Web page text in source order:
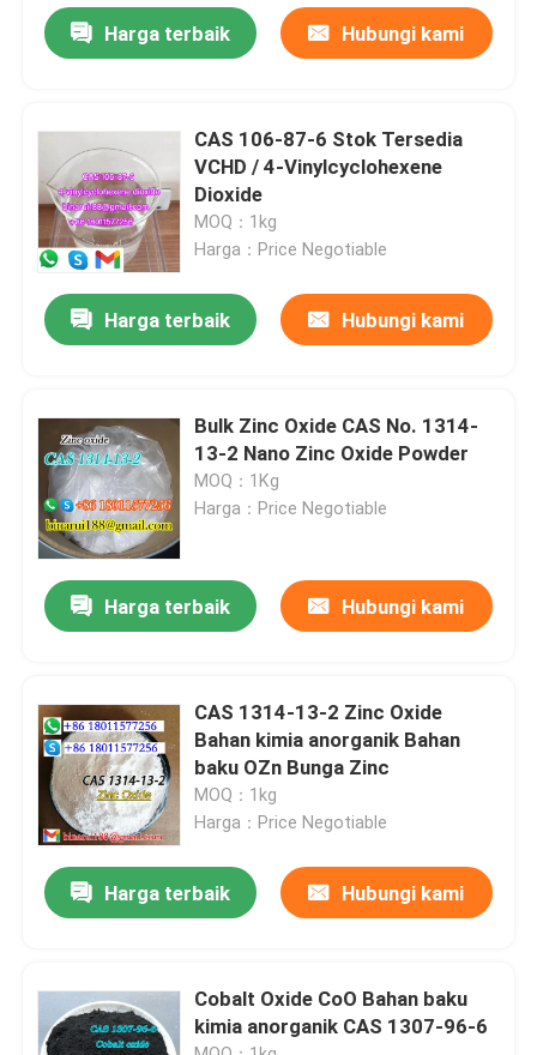
Produk
Video
Tentang kami
Kontrol kualitas
Permintaan Penawaran
Bahan Baku Kimia Sehari-hari
Perantara Kimia Halus
Harga terbaik Hubungi kami
CAS 106-87-6 Stok Tersedia
VCHD / 4-Vinylcyclohexene
Dioxide
MOQ：1kg
Harga：Price Negotiable
Harga terbaik Hubungi kami
Bulk Zinc Oxide CAS No. 1314-
13-2 Nano Zinc Oxide Powder
MOQ：1Kg
Harga：Price Negotiable
Harga terbaik Hubungi kami
CAS 1314-13-2 Zinc Oxide
Bahan kimia anorganik Bahan
baku OZn Bunga Zinc
MOQ：1kg
Harga：Price Negotiable
Harga terbaik Hubungi kami
Cobalt Oxide CoO Bahan baku
kimia anorganik CAS 1307-96-6